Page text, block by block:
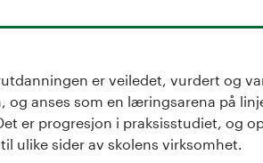
er veiledet, vurdert og
og anses som en læringsarena på
er progresjon i praksisstudiet, og
ulike sider av skolens virksomhet.